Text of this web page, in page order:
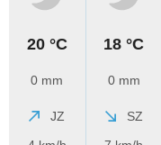
20 °C
0 mm
JZ
18 °C
0 mm
SZ